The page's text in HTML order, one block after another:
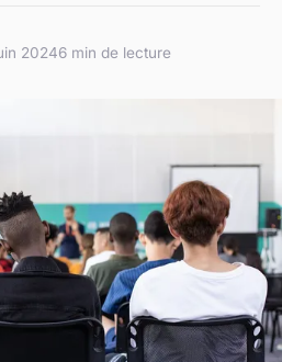
20246 min de lecture